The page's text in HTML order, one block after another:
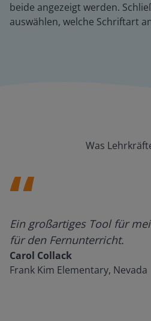
beide angezeigt werden.
auswählen, welche Schriftart
Was
Ein großartiges Tool für
für den Fernunterricht.
Carol Collack
Frank Kim Elementary, Nevada